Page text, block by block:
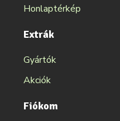
Honlaptérkép
Extrák
Gyártók
Akciók
Fiókom